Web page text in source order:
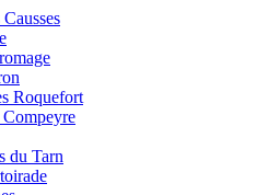
Roquefort
Compeyre
du Tarn